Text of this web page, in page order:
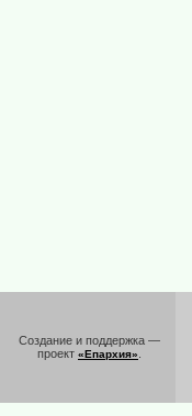
Создание и поддержка —
проект «Епархия»